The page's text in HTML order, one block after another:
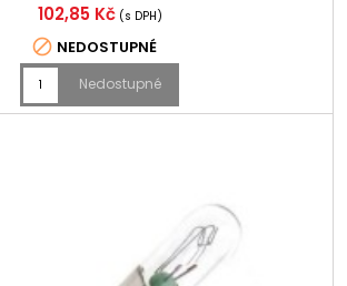
Cena
102,85 Kč (s DPH)
 NEDOSTUPNÉ
Nedostupné